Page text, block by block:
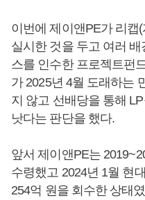
이번에 제이앤PE가 리캡
실시한 것을 두고 여러
스를 인수한 프로젝트펀
가 2025년 4월 도래하는
지 않고 선배당을 통해
낫다는 판단을 했다.
앞서 제이앤PE는
수령했고 2024년 1월 현
254억 원을 회수한 상태